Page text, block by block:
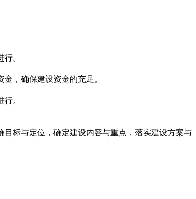
。
，确保建设资金的充足。
。
标与定位，确定建设内容与重点，落实建设方案与